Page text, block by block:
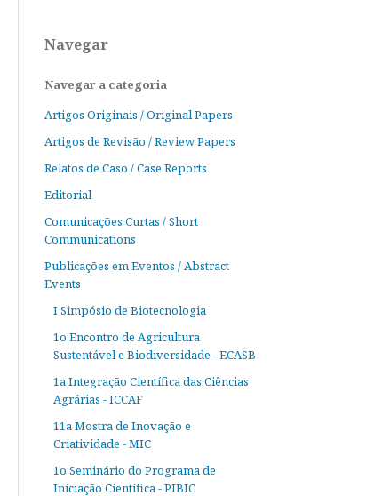
Navegar
Navegar a categoria
Artigos Originais / Original Papers
Artigos de Revisão / Review Papers
Relatos de Caso / Case Reports
Editorial
Comunicações Curtas / Short
Communications
Publicações em Eventos / Abstract
Events
I Simpósio de Biotecnologia
1o Encontro de Agricultura
Sustentável e Biodiversidade - ECASB
1a Integração Científica das Ciências
Agrárias - ICCAF
11a Mostra de Inovação e
Criatividade - MIC
1o Seminário do Programa de
Iniciação Científica - PIBIC